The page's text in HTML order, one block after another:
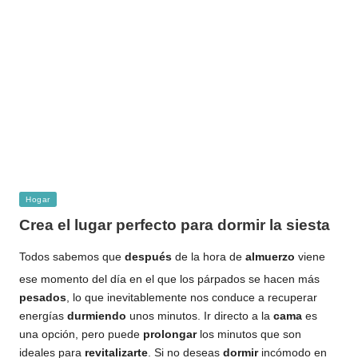
Publicada
Hogar
Crea el lugar perfecto para dormir la siesta
Todos sabemos que después de la hora de almuerzo viene
ese momento del día en el que los párpados se hacen más
pesados , lo que inevitablemente nos conduce a recuperar
energías durmiendo unos minutos. Ir directo a la cama es
una opción, pero puede prolongarlos minutos que son
ideales para revitalizarte . Si no deseas dormirincómodo en